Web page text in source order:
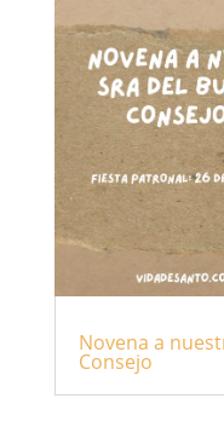
Novena a
Consejo